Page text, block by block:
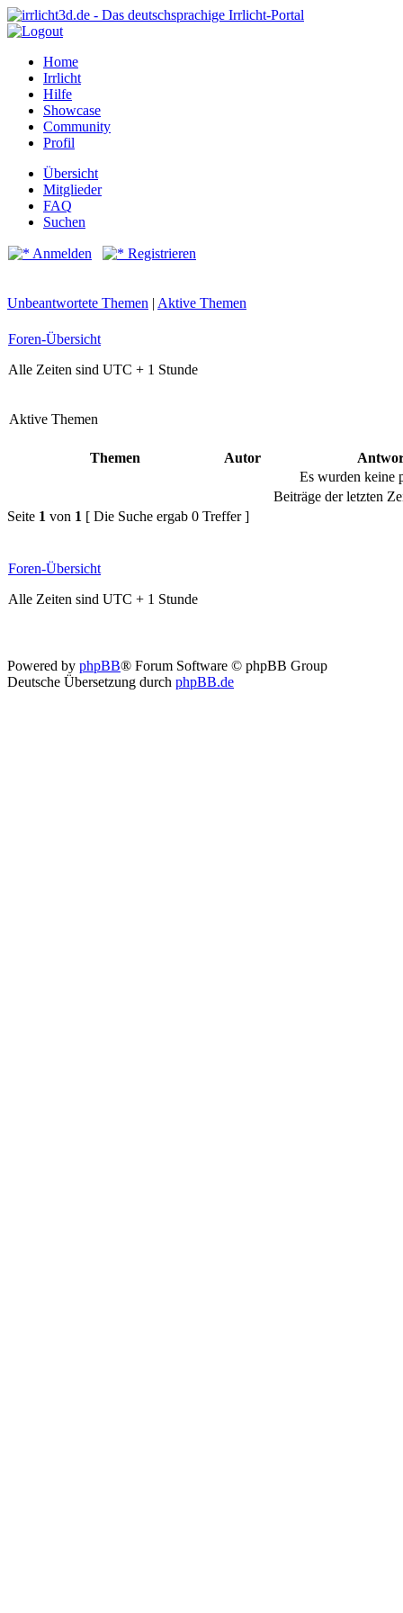
Home
Irrlicht
Hilfe
Showcase
Community
Profil
Übersicht
Mitglieder
FAQ
Suchen
Anmelden Registrieren
Unbeantwortete Themen | Aktive Themen
Foren-Übersicht
Alle Zeiten sind UTC + 1 Stunde
Aktive Themen
Themen Autor
Es wurden keine
Beiträge der letzten
Seite 1 von 1 [ Die Suche ergab 0 Treffer ]
Foren-Übersicht
Alle Zeiten sind UTC + 1 Stunde
Powered by phpBB® Forum Software © phpBB Group
Deutsche Übersetzung durch phpBB.de